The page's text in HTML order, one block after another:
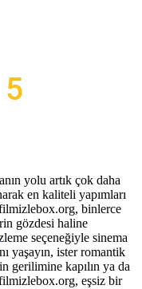
yolu artık çok daha
en kaliteli yapımları
binlerce
gözdesi haline
seçeneğiyle sinema
yaşayın, ister romantik
gerilimine kapılın ya da
eşsiz bir